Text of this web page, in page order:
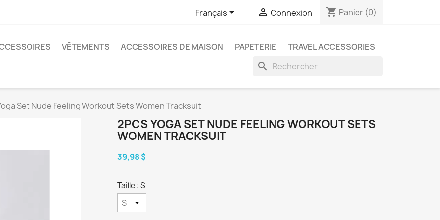
Français  Connexion shopping_cart Panier (0)
VÊTEMENTS ACCESSOIRES DE MAISON PAPETERIE TRAVEL ACCESSORIES
search
Set Nude Feeling Workout Sets Women Tracksuit
2PCS YOGA SET NUDE FEELING WORKOUT SETS
WOMEN TRACKSUIT
39,98 $
Taille : S